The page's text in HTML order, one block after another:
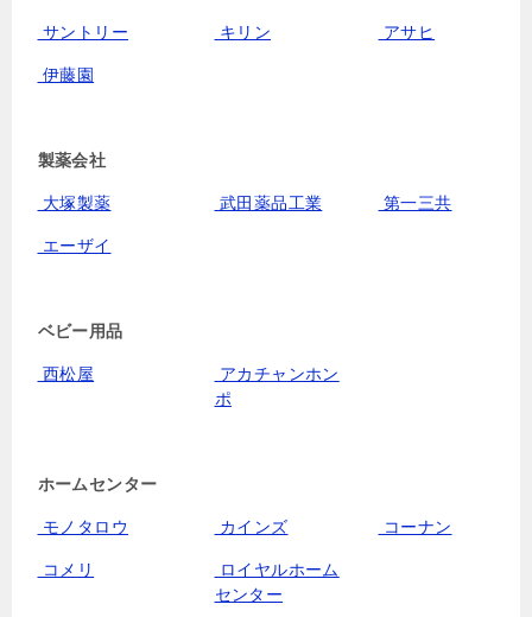
サントリー キリン アサヒ
伊藤園
製薬会社
大塚製薬 武田薬品工業 第一三共
エーザイ
ベビー用品
西松屋
アカチャンホン
ポ
ホームセンター
モノタロウ カインズ コーナン
コメリ
ロイヤルホーム
センター